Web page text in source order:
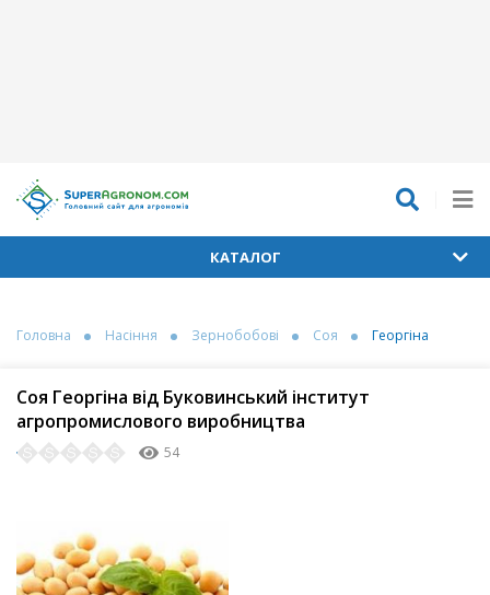
КАТАЛОГ
Головна Насіння Зернобобові Соя Георгіна
Соя Георгіна від Буковинський інститут
агропромислового виробництва
54